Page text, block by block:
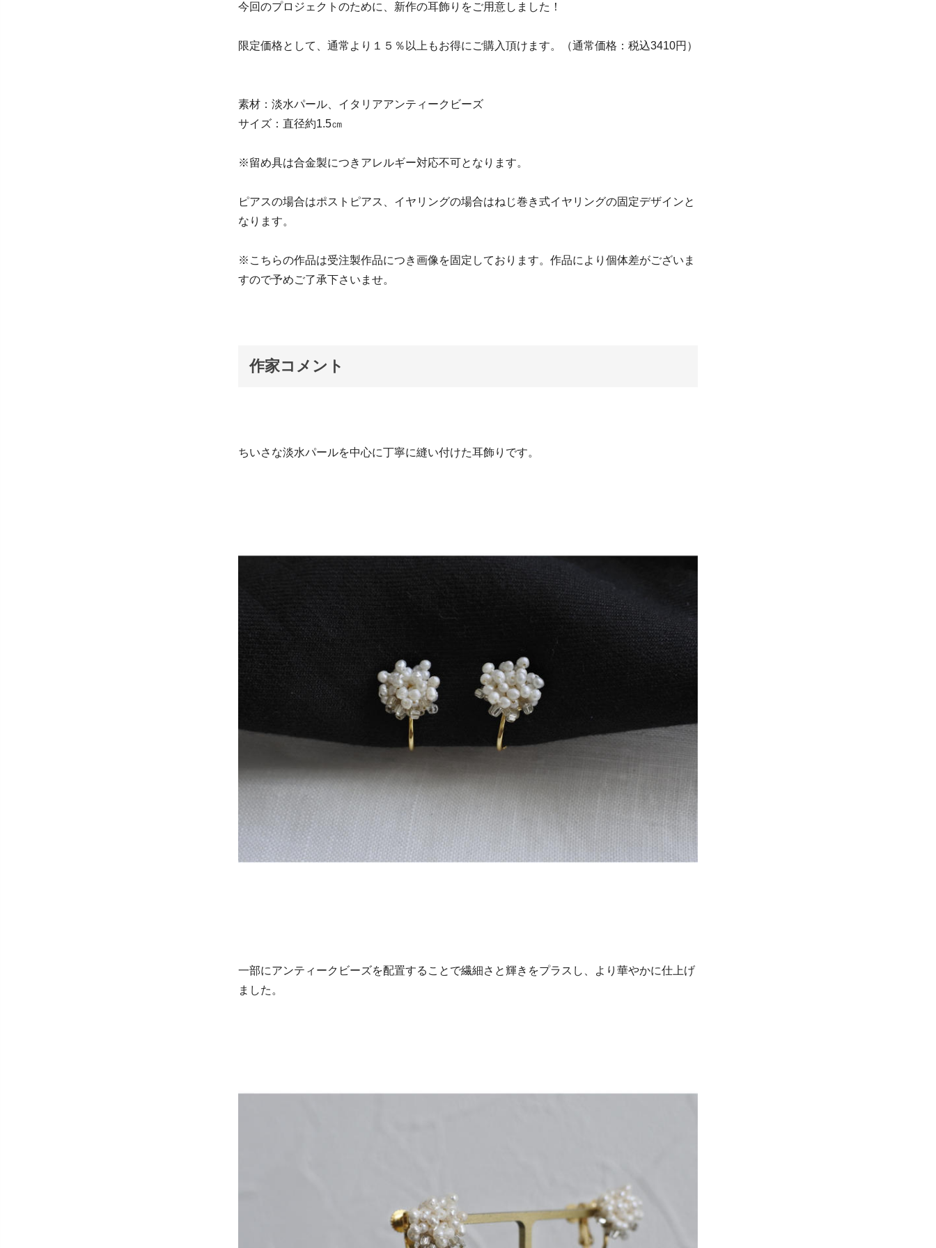
今回のプロジェクトのために、新作の耳飾りをご用意しました！
限定価格として、通常より１５％以上もお得にご購入頂けます。（通常価格：税込3410円）
素材：淡水パール、イタリアアンティークビーズ
サイズ：直径約1.5㎝
※留め具は合金製につきアレルギー対応不可となります。
ピアスの場合はポストピアス、イヤリングの場合はねじ巻き式イヤリングの固定デザインと
なります。
※こちらの作品は受注製作品につき画像を固定しております。作品により個体差がございま
すので予めご了承下さいませ。
作家コメント
ちいさな淡水パールを中心に丁寧に縫い付けた耳飾りです。
一部にアンティークビーズを配置することで繊細さと輝きをプラスし、より華やかに仕上げ
ました。